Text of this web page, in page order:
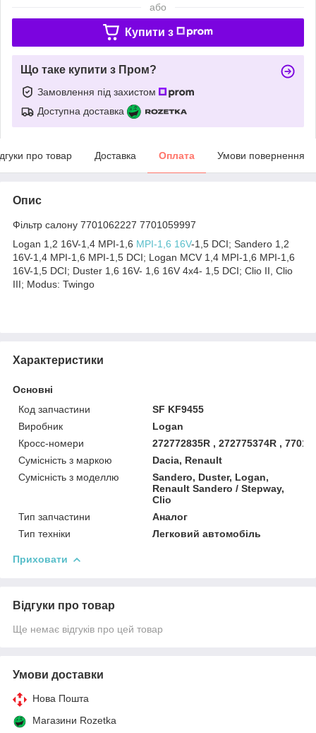
або
Купити з
Що таке купити з Пром?
Замовлення під захистом
Доступна доставка
про товар Доставка Оплата Умови повернення
Опис
Фільтр салону 7701062227 7701059997
Logan 1,2 16V-1,4 MPI-1,6 MPI-1,6 16V-1,5 DCI; Sandero 1,2
16V-1,4 MPI-1,6 MPI-1,5 DCI; Logan MCV 1,4 MPI-1,6 MPI-1,6
16V-1,5 DCI; Duster 1,6 16V- 1,6 16V 4x4- 1,5 DCI; Clio II, Clio
III; Modus: Twingo
Характеристики
Основні
Код запчастини
SF KF9455
Виробник
Logan
Кросс-номери
272772835R , 272775374R ,
Сумісність з маркою
Dacia, Renault
Сумісність з моделлю
Sandero, Duster, Logan,
Renault Sandero / Stepway,
Clio
Тип запчастини
Аналог
Тип техніки
Легковий автомобіль
Приховати
Відгуки про товар
Ще немає відгуків про цей товар
Умови доставки
Нова Пошта
Магазини Rozetka